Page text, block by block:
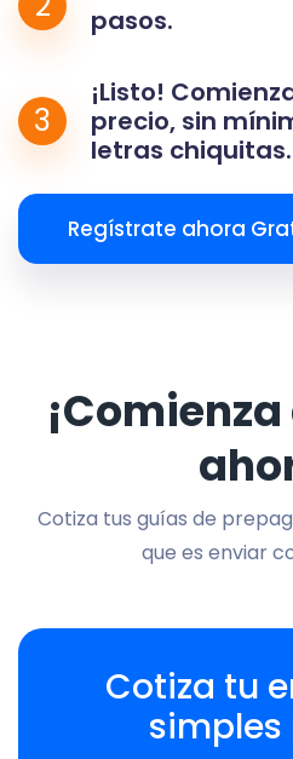
pasos.
3
¡Listo!
precio, sin
letras chiquitas.
Regístrate ahora
Cotiza tus guías de
que es enviar
Cotiza tu
simples